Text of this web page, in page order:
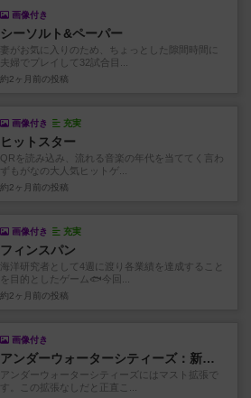
画像付き
シーソルト&ペーパー
妻がお気に入りのため、ちょっとした隙間時間に
夫婦でプレイして32試合目...
約2ヶ月前 の投稿
画像付き 充実
ヒットスター
QRを読み込み、流れる音楽の年代を当ててく言わ
ずもがなの大人気ヒットゲ...
約2ヶ月前 の投稿
画像付き 充実
フィンスパン
海洋研究者として4週に渡り各業績を達成すること
を目的としたゲーム🐟今回...
約2ヶ月前 の投稿
画像付き
アンダーウォーターシティーズ：新たな発見
アンダーウォーターシティーズにはマスト拡張で
す。この拡張なしだと正直こ...